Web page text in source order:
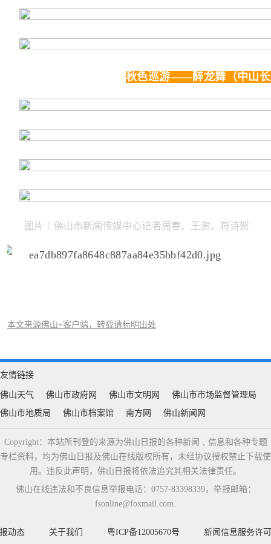
秋色巡游——醉龙舞（中山
图片｜佛山市新闻传媒中心记者周春、王澍、符诗贺
本文来源佛山+客户端，转载请标明出处
友情链接
佛山天气 佛山市政府网 佛山市文明网
佛山市市场监督管理局
佛山市地质局
佛山市档案馆 南方网 佛山新闻网
Copyright：本站所刊登的来源为佛山日报的各种新闻﹑信息和各种专题
专栏资料，均为佛山日报及佛山在线版权所有，未经协议授权禁止下载使
用。违反此声明，佛山日报将依法追究其相关法律责任。
佛山在线违法和不良信息举报电话：0757-83398339，举报邮箱：
fsonline@foxmail.com.
动态 关于我们 粤ICP备12005670号 新闻信息服务许